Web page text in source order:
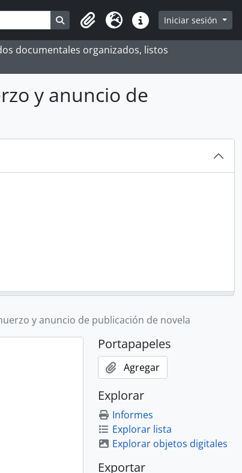
Search in browse page
Portapapeles
Idioma Enlaces rápidos
Iniciar sesión
documentales organizados, listos
y anuncio de
y anuncio de publicación de novela
Portapapeles
Agregar
Explorar
Informes
Explorar lista
Explorar objetos digitales
Exportar